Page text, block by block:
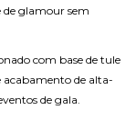
glamour sem
com base de tule
acabamento de alta-
de gala.